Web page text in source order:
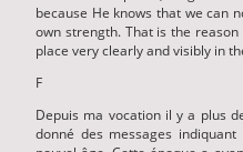
because He knows that we can
own strength. That is the
place very clearly and visibly in
F
Depuis ma vocation il y a plus
donné des messages